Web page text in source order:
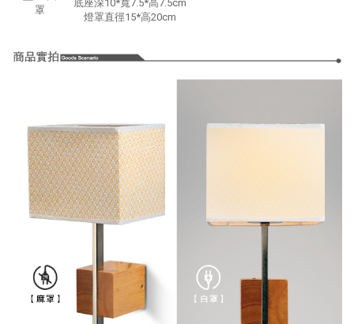
罩
底座深10*寬7.5*高7.5cm
燈罩直徑15*高20cm